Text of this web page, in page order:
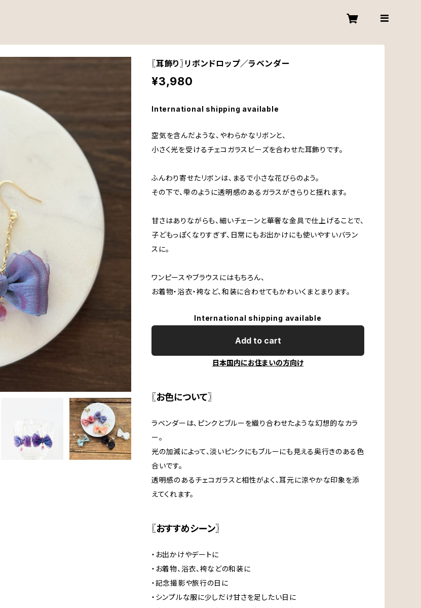
〖耳飾り〗リボンドロップ／ラベンダー
¥3,980
International shipping available
空気を含んだような、やわらかなリボンと、
小さく光を受けるチェコガラスビーズを合わせた耳飾りです。
ふんわり寄せたリボンは、まるで小さな花びらのよう。
その下で、雫のように透明感のあるガラスがきらりと揺れます。
甘さはありながらも、細いチェーンと華奢な金具で仕上げることで、
子どもっぽくなりすぎず、日常にもお出かけにも使いやすいバラン
スに。
ワンピースやブラウスにはもちろん、
お着物・浴衣・袴など、和装に合わせてもかわいくまとまります。
International shipping available
Add to cart
日本国内にお住まいの方向け
〖お色について〗
ラベンダーは、ピンクとブルーを織り合わせたような幻想的なカラ
ー。
光の加減によって、淡いピンクにもブルーにも見える奥行きのある色
合いです。
透明感のあるチェコガラスと相性がよく、耳元に涼やかな印象を添
えてくれます。
〖おすすめシーン〗
・お出かけやデートに
・お着物、浴衣、袴などの和装に
・記念撮影や旅行の日に
・シンプルな服に少しだけ甘さを足したい日に